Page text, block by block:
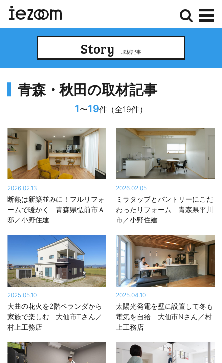
ュ
Story 取材記事
青森・秋田の取材記事
1〜19件（全19件）
2026.02.13
断熱は新築並みに！フルリフォ
ームで暖かく 青森県弘前市Ａ
邸／小野住建
2026.02.05
ミラタップとパントリーにこだ
わったリフォーム 青森県平川
市／小野住建
2025.05.10
大曲の花火を2階ベランダから
家族で楽しむ 大仙市Tさん／
村上工務店
2025.04.10
太陽光発電を壁に設置して冬も
電気を自給 大仙市Nさん／村
上工務店